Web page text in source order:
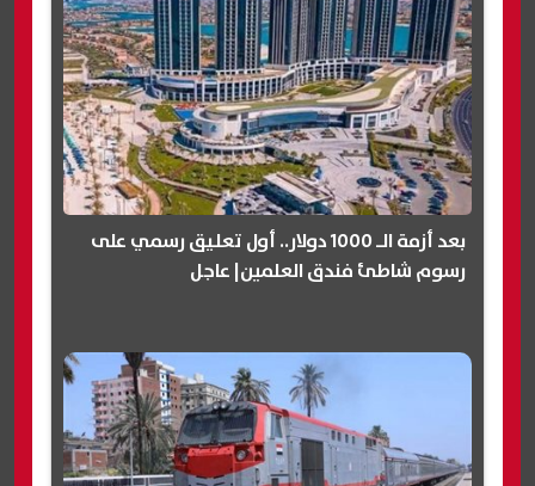
بعد أزمة الـ 1000 دولار.. أول تعليق رسمي على
رسوم شاطئ فندق العلمين| عاجل